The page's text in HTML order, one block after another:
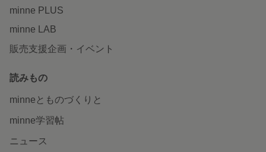
minne PLUS
minne LAB
販売支援企画・イベント
読みもの
minneとものづくりと
minne学習帖
ニュース